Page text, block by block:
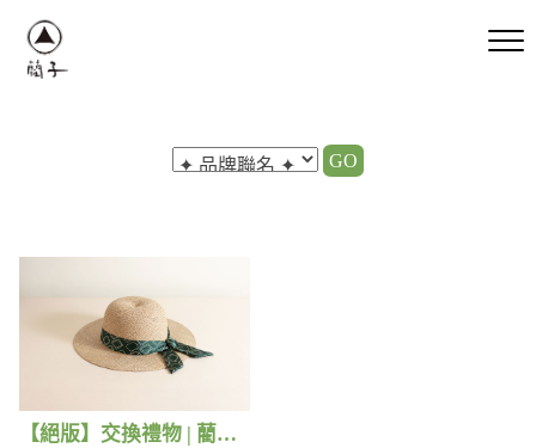
GO
【絕版】交換禮物 | 藺子X好煩小姐